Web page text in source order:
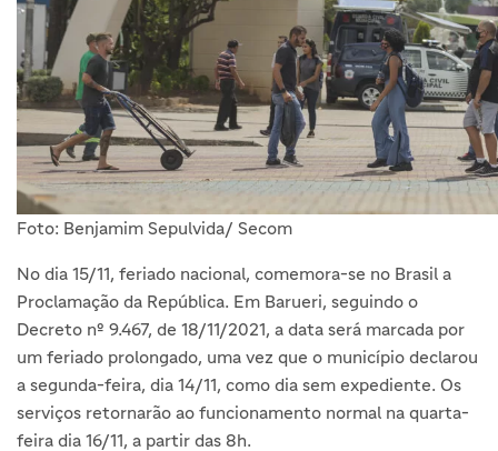
Foto: Benjamim Sepulvida/ Secom
No dia 15/11, feriado nacional, comemora-se no Brasil a
Proclamação da República. Em Barueri, seguindo o
Decreto nº 9.467, de 18/11/2021, a data será marcada por
um feriado prolongado, uma vez que o município declarou
a segunda-feira, dia 14/11, como dia sem expediente. Os
serviços retornarão ao funcionamento normal na quarta-
feira dia 16/11, a partir das 8h.